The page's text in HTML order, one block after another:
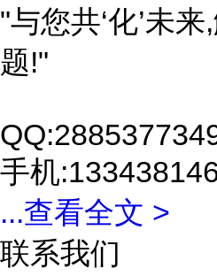
"与您共‘化’未来
题!"
手机
...查看全文 >
联系我们